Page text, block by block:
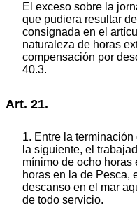
El exceso sobre la
que pudiera resultar
consignada en el
naturaleza de horas
compensación por
40.3.
Art. 21.
1. Entre la
la siguiente, el
mínimo de ocho horas
horas en la de Pesca,
descanso en el mar
de todo servicio.